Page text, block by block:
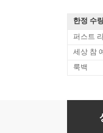
한정 수
퍼스트
세상 참
룩백